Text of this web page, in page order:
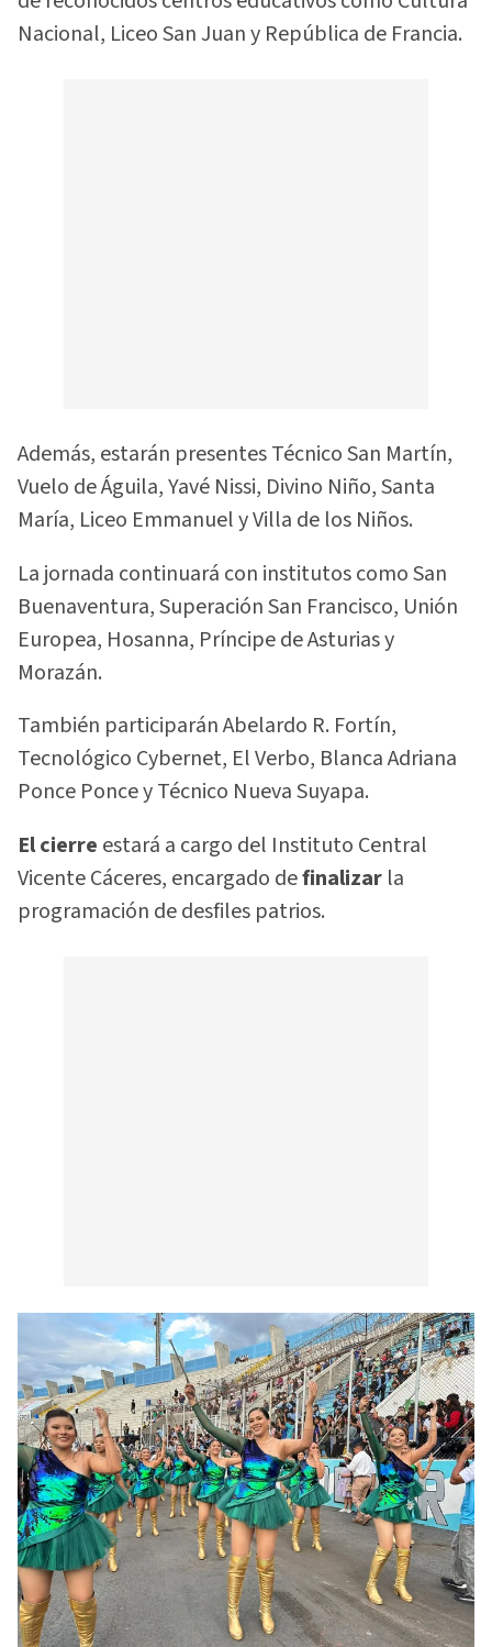
Nacional, Liceo San Juan y República de Francia.
Además, estarán presentes Técnico San Martín,
Vuelo de Águila, Yavé Nissi, Divino Niño, Santa
María, Liceo Emmanuel y Villa de los Niños.
La jornada continuará con institutos como San
Buenaventura, Superación San Francisco, Unión
Europea, Hosanna, Príncipe de Asturias y
Morazán.
También participarán Abelardo R. Fortín,
Tecnológico Cybernet, El Verbo, Blanca Adriana
Ponce Ponce y Técnico Nueva Suyapa.
El cierre estará a cargo del Instituto Central
Vicente Cáceres, encargado definalizar la
programación de desfiles patrios.